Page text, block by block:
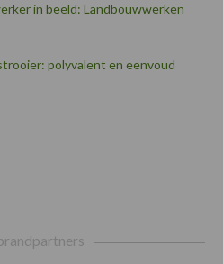
in beeld: Landbouwwerken
polyvalent en eenvoud